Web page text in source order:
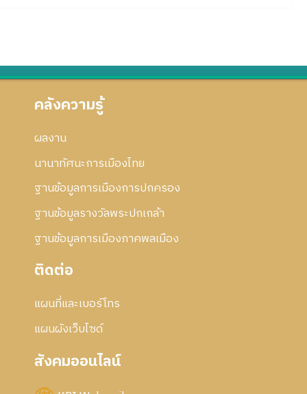
คลังความรู้
ผลงาน
นานาทัศนะการเมืองไทย
ฐานข้อมูลการเมืองการปกครอง
ฐานข้อมูลรางวัลพระปกเกล้า
ฐานข้อมูลการเมืองภาคพลเมือง
ติดต่อ
แผนที่และเบอร์โทร
แผนผังเว็บไซด์
สังคมออนไลน์